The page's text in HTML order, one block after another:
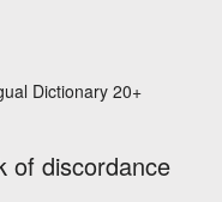
Dictionary 20+
of discordance